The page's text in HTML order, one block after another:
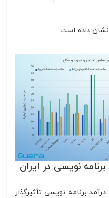
نشان داده است:
نویسی در ایران
برنامه نویسی تأثیرگذار